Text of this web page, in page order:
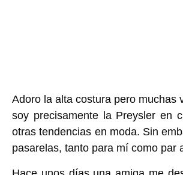
Adoro la alta costura pero muchas
soy precisamente la Preysler en
otras tendencias en moda. Sin
pasarelas, tanto para mí como par